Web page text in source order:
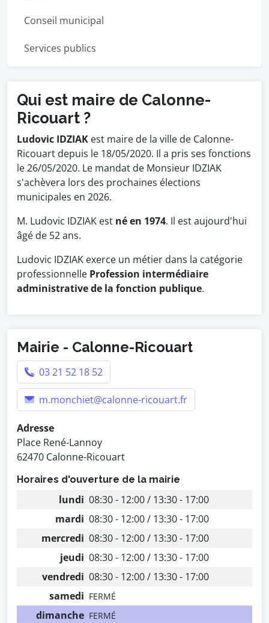
Conseil municipal
Services publics
Qui est maire de Calonne-
Ricouart ?
Ludovic IDZIAK est maire de la ville de Calonne-
Ricouart depuis le 18/05/2020. Il a pris ses fonctions
le 26/05/2020. Le mandat de Monsieur IDZIAK
s'achèvera lors des prochaines élections
municipales en 2026.
M. Ludovic IDZIAK est né en 1974. Il est aujourd'hui
âgé de 52 ans.
Ludovic IDZIAK exerce un métier dans la catégorie
professionnelle Profession intermédiaire
administrative de la fonction publique.
Mairie - Calonne-Ricouart
03 21 52 18 52
m.monchiet@calonne-ricouart.fr
Adresse
Place René-Lannoy
62470 Calonne-Ricouart
Horaires d'ouverture de la mairie
lundi 08:30 - 12:00 / 13:30 - 17:00
mardi 08:30 - 12:00 / 13:30 - 17:00
mercredi 08:30 - 12:00 / 13:30 - 17:00
jeudi 08:30 - 12:00 / 13:30 - 17:00
vendredi 08:30 - 12:00 / 13:30 - 17:00
samedi FERMÉ
dimanche FERMÉ